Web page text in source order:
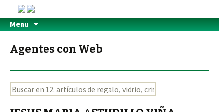
Menu
Agentes con Web